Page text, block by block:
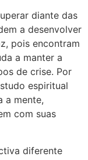
diante das
a desenvolver
pois encontram
a manter a
de crise. Por
espiritual
a mente,
com suas
diferente